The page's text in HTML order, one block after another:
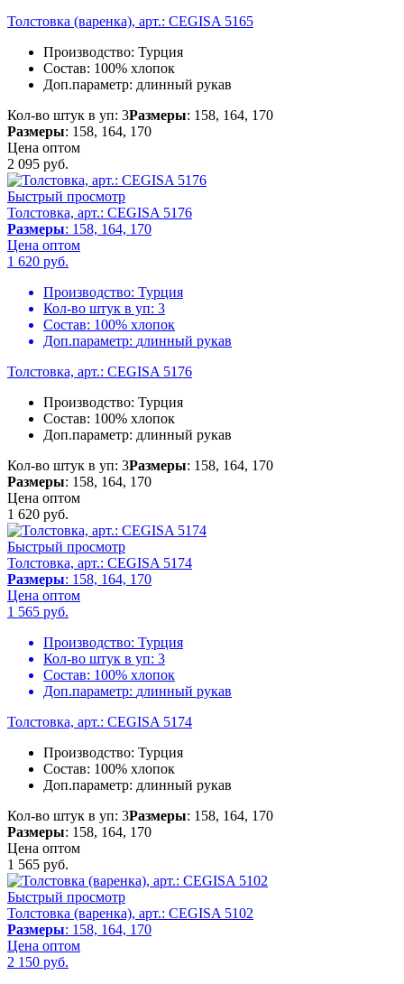
Толстовка (варенка), арт.: CEGISA 5165
Производство: Турция
Состав: 100% хлопок
Доп.параметр: длинный рукав
Кол-во штук в уп: 3Размеры: 158, 164, 170
Размеры: 158, 164, 170
Цена оптом
2 095 руб.
Быстрый просмотр
Толстовка, арт.: CEGISA 5176
Размеры: 158, 164, 170
Цена оптом
1 620 руб.
Производство: Турция
Кол-во штук в уп: 3
Состав: 100% хлопок
Доп.параметр: длинный рукав
Толстовка, арт.: CEGISA 5176
Производство: Турция
Состав: 100% хлопок
Доп.параметр: длинный рукав
Кол-во штук в уп: 3Размеры: 158, 164, 170
Размеры: 158, 164, 170
Цена оптом
1 620 руб.
Быстрый просмотр
Толстовка, арт.: CEGISA 5174
Размеры: 158, 164, 170
Цена оптом
1 565 руб.
Производство: Турция
Кол-во штук в уп: 3
Состав: 100% хлопок
Доп.параметр: длинный рукав
Толстовка, арт.: CEGISA 5174
Производство: Турция
Состав: 100% хлопок
Доп.параметр: длинный рукав
Кол-во штук в уп: 3Размеры: 158, 164, 170
Размеры: 158, 164, 170
Цена оптом
1 565 руб.
Быстрый просмотр
Толстовка (варенка), арт.: CEGISA 5102
Размеры: 158, 164, 170
Цена оптом
2 150 руб.